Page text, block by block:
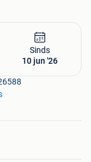
Sinds
10 jun '26